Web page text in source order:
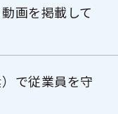
画を掲載して
で従業員を守